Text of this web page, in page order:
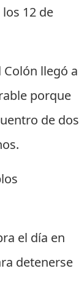
12 de
llegó a
porque
de dos
el día en
detenerse